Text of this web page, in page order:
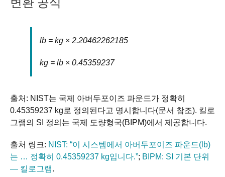
lb = kg × 2.20462262185
kg = lb × 0.45359237
출처: NIST는 국제 아버두포이즈 파운드가 정확히
0.45359237 kg로 정의된다고 명시합니다(문서 참조). 킬로
그램의 SI 정의는 국제 도량형국(BIPM)에서 제공합니다.
출처 링크: NIST: “이 시스템에서 아버두포이즈 파운드(lb)
는 … 정확히 0.45359237 kg입니다.”; BIPM: SI 기본 단위
— 킬로그램.